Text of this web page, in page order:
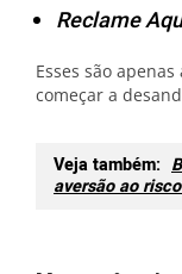
Reclame
Esses são
começar a
Veja também:
aversão ao